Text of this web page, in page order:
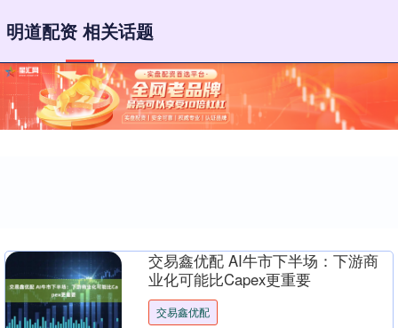
明道配资 相关话题
交易鑫优配 AI牛市下半场：下游商
业化可能比Capex更重要
交易鑫优配